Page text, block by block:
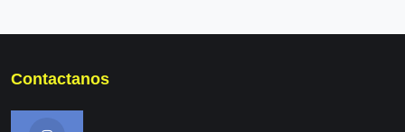
Contactanos